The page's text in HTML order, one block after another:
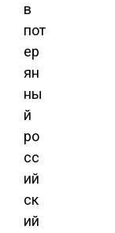
в
пот
ер
ян
ны
й
ро
сс
ий
ск
ий